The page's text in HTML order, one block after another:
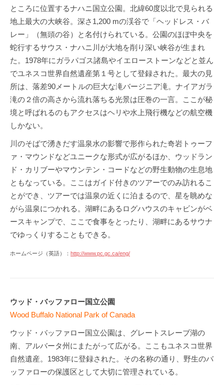
ところに位置するナハニ国立公園。北緯60度以北で見られる
地上最大の大峡谷。深さ1,200 mの渓谷で「ヘッドレス・バ
レー」（無頭の谷）と名付けられている。公園のほぼ中央を
蛇行するサウス・ナハニ川が大地を削り深い峡谷が生まれ
た。1978年にガラパゴス諸島やイエローストーンなどと並ん
でユネスコ世界自然遺産第１号として登録された。最大の見
所は、落差90メートルの巨大な滝バージニア滝。ナイアガラ
滝の２倍の高さから流れ落ちる光景は圧巻の一言。ここが秘
境と呼ばれるのもアクセスはヘリや水上飛行機などの航空機
しかない。
川のそばで湧きだす温泉水の影響で形作られた奇岩トゥーフ
ァ・マウンドなどユニークな形式が広がるほか、ウッドラン
ド・カリブーやマウンテン・コードなどの野生動物の生息地
ともなっている。ここはガイド付きのツアーでのみ訪れるこ
とができ、ツアーでは温泉の近くに泊まるので、星を眺めな
がら温泉につかれる。湖畔にあるログハウスのキャビンがベ
ースキャンプで、ここで食事をとったり、湖畔にあるサウナ
でゆっくりすることもできる。
ホームページ（英語）： http://www.pc.gc.ca/eng/
ウッド・バッファロー国立公園
Wood Buffalo National Park of Canada
ウッド・バッファロー国立公園は、グレートスレーブ湖の
南、アルバータ州にまたがって広がる。ここもユネスコ世界
自然遺産。1983年に登録された。その名称の通り、野生のバ
ッファローの保護区として大切に管理されている。